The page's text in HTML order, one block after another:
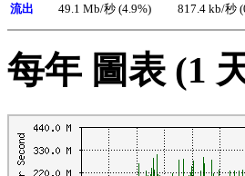
流出
49.1 Mb/秒 (4.9%) 817.4 kb/秒
每年 圖表 (1